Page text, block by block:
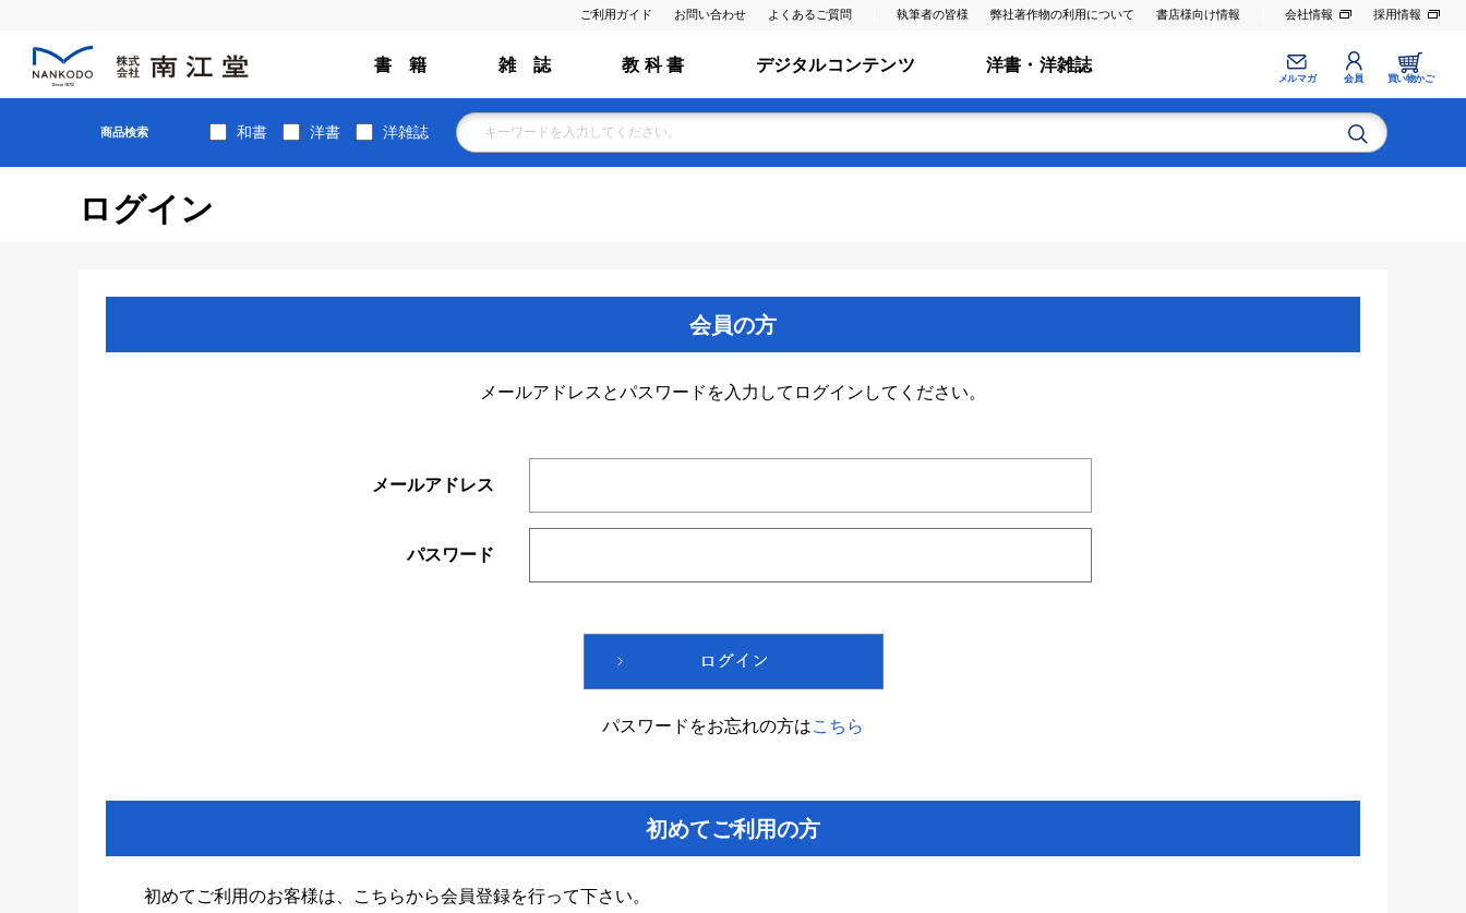
ご利用ガイド お問い合わせ よくあるご質問 執筆者の皆様 弊社著作物の利用について 書店様向け情報 会社情報 採用情報
書 籍 雑 誌 教 科 書 デジタルコンテンツ 洋書・洋雑誌
メルマガ 会員 買い物かご
商品検索 和書 洋書 洋雑誌
ログイン
会員の方
メールアドレスとパスワードを入力してログインしてください。
メールアドレス
パスワード
パスワードをお忘れの方はこちら
初めてご利用の方
初めてご利用のお客様は、こちらから会員登録を行って下さい。